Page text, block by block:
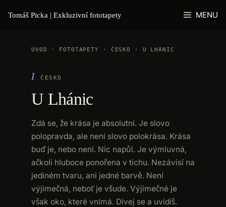
Tomáš Picka | Exkluzivní fototapety MENU
ÚVOD · FOTOTAPETY · ČESKO · U LHÁNIC
ČESKO
U Lhánic
Zdá se, že krása je absolutní. Je slovo
polopravda, ale není slovo polokrása. Krása
buď je, nebo není. Nic napůl. Je výmluvná,
ačkoli hluboce ponořena v tichu. Nezávisí na
jediném tvaru, ani jedné barvě. Není
výjimečná, neboť je všude. Výjimečné je
však oko, které vnímá. Dívej se a uvidíš.